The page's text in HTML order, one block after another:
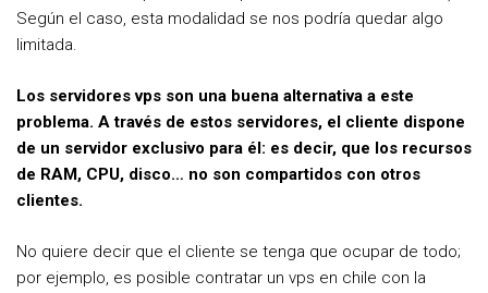
Según el caso, esta modalidad se nos podría quedar algo
limitada.
Los servidores vps son una buena alternativa a este
problema. A través de estos servidores, el cliente dispone
de un servidor exclusivo para él: es decir, que los recursos
de RAM, CPU, disco… no son compartidos con otros
clientes.
No quiere decir que el cliente se tenga que ocupar de todo;
por ejemplo, es posible contratar un vps en chile con la